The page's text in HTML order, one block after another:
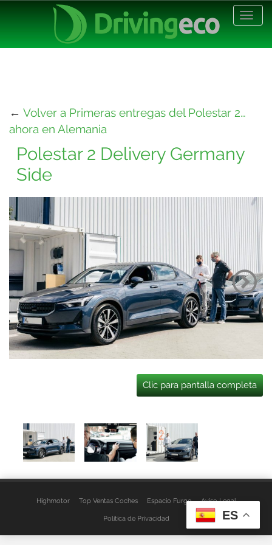
← Volver a Primeras entregas del Polestar 2…
ahora en Alemania
Polestar 2 Delivery Germany
Side
Clic para pantalla completa
Highmotor Top Ventas Coches Espacio Furgo Aviso Legal
Política de Privacidad ES